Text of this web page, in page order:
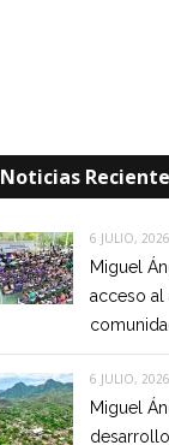
Noticias
6 JULIO, 2026
Miguel
acceso al
6 JULIO, 2026
Miguel